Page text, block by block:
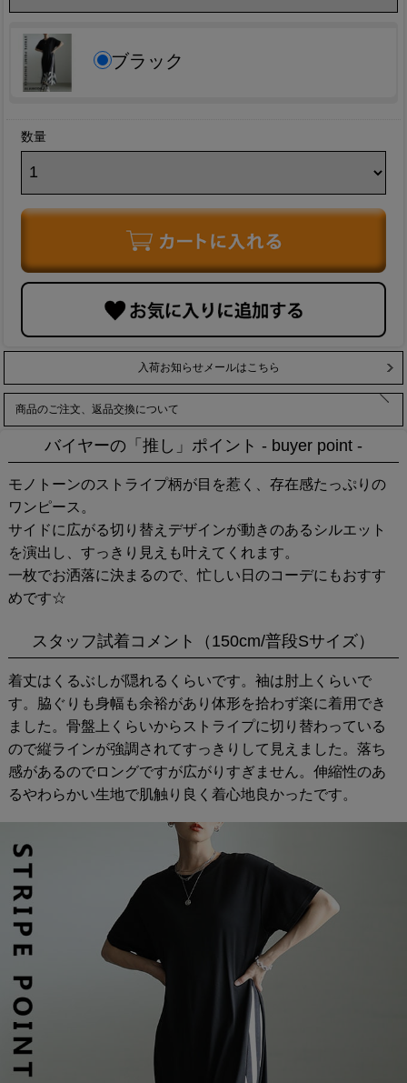
ブラック
数量
入荷お知らせメールはこちら
商品のご注文、返品交換について
バイヤーの「推し」ポイント - buyer point -
モノトーンのストライプ柄が目を惹く、存在感たっぷりの
ワンピース。
サイドに広がる切り替えデザインが動きのあるシルエット
を演出し、すっきり見えも叶えてくれます。
一枚でお洒落に決まるので、忙しい日のコーデにもおすす
めです☆
スタッフ試着コメント（150cm/普段Sサイズ）
着丈はくるぶしが隠れるくらいです。袖は肘上くらいで
す。脇ぐりも身幅も余裕があり体形を拾わず楽に着用でき
ました。骨盤上くらいからストライプに切り替わっている
ので縦ラインが強調されてすっきりして見えました。落ち
感があるのでロングですが広がりすぎません。伸縮性のあ
るやわらかい生地で肌触り良く着心地良かったです。